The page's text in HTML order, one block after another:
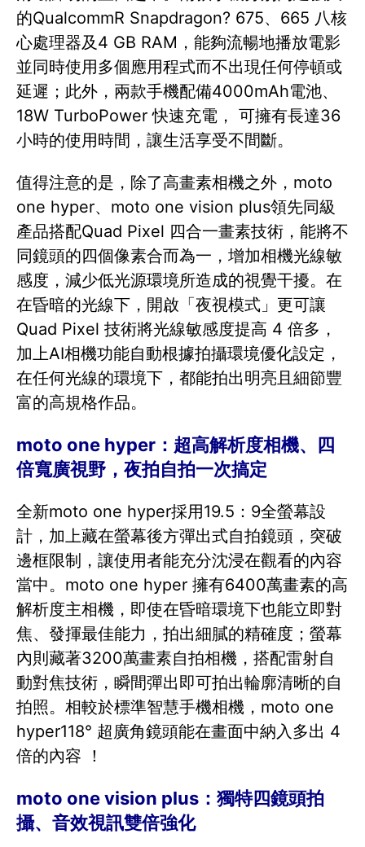
的QualcommR Snapdragon? 675、665 八核
心處理器及4 GB RAM，能夠流暢地播放電影
並同時使用多個應用程式而不出現任何停頓或
延遲；此外，兩款手機配備4000mAh電池、
18W TurboPower 快速充電， 可擁有長達36
小時的使用時間，讓生活享受不間斷。
值得注意的是，除了高畫素相機之外，moto
one hyper、moto one vision plus領先同級
產品搭配Quad Pixel 四合一畫素技術，能將不
同鏡頭的四個像素合而為一，增加相機光線敏
感度，減少低光源環境所造成的視覺干擾。在
在昏暗的光線下，開啟「夜視模式」更可讓
Quad Pixel 技術將光線敏感度提高 4 倍多，
加上AI相機功能自動根據拍攝環境優化設定，
在任何光線的環境下，都能拍出明亮且細節豐
富的高規格作品。
moto one hyper：超高解析度相機、四
倍寬廣視野，夜拍自拍一次搞定
全新moto one hyper採用19.5：9全螢幕設
計，加上藏在螢幕後方彈出式自拍鏡頭，突破
邊框限制，讓使用者能充分沈浸在觀看的內容
當中。moto one hyper 擁有6400萬畫素的高
解析度主相機，即使在昏暗環境下也能立即對
焦、發揮最佳能力，拍出細膩的精確度；螢幕
內則藏著3200萬畫素自拍相機，搭配雷射自
動對焦技術，瞬間彈出即可拍出輪廓清晰的自
拍照。相較於標準智慧手機相機，moto one
hyper118° 超廣角鏡頭能在畫面中納入多出 4
倍的內容 ！
moto one vision plus：獨特四鏡頭拍
攝、音效視訊雙倍強化